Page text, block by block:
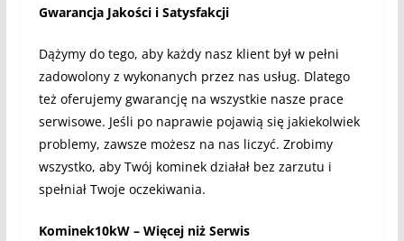
Gwarancja Jakości i Satysfakcji
Dążymy do tego, aby każdy nasz klient był w pełni
zadowolony z wykonanych przez nas usług. Dlatego
też oferujemy gwarancję na wszystkie nasze prace
serwisowe. Jeśli po naprawie pojawią się jakiekolwiek
problemy, zawsze możesz na nas liczyć. Zrobimy
wszystko, aby Twój kominek działał bez zarzutu i
spełniał Twoje oczekiwania.
Kominek10kW – Więcej niż Serwis